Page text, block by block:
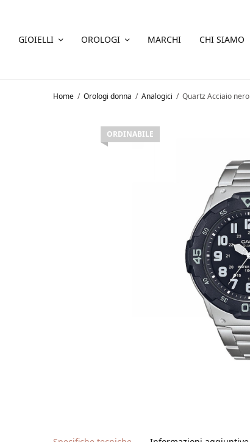
GIOIELLI OROLOGI MARCHI CHI SIAMO
Home / Orologi donna / Analogici / Quartz Acciaio nero
ORDINABILE